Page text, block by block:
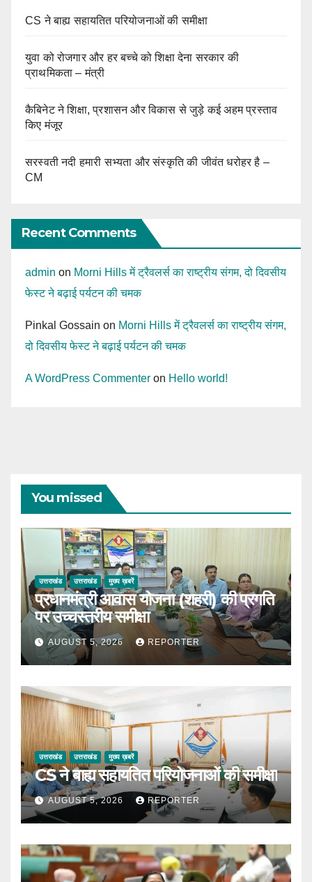
CS ने बाह्य सहायतित परियोजनाओं की समीक्षा
युवा को रोजगार और हर बच्चे को शिक्षा देना सरकार की
प्राथमिकता – मंत्री
कैबिनेट ने शिक्षा, प्रशासन और विकास से जुड़े कई अहम प्रस्ताव
किए मंजूर
सरस्वती नदी हमारी सभ्यता और संस्कृति की जीवंत धरोहर है –
CM
Recent Comments
admin on Morni Hills में ट्रैवलर्स का राष्ट्रीय संगम, दो दिवसीय
फेस्ट ने बढ़ाई पर्यटन की चमक
Pinkal Gossain on Morni Hills में ट्रैवलर्स का राष्ट्रीय संगम,
दो दिवसीय फेस्ट ने बढ़ाई पर्यटन की चमक
A WordPress Commenter on Hello world!
You missed
उत्तराखंड उत्तराखंड मुख्य ख़बरें
प्रधानमंत्री आवास योजना (शहरी) की प्रगति
पर उच्चस्तरीय समीक्षा
AUGUST 5, 2026 REPORTER
उत्तराखंड उत्तराखंड मुख्य ख़बरें
CS ने बाह्य सहायतित परियोजनाओं की समीक्षा
AUGUST 5, 2026 REPORTER